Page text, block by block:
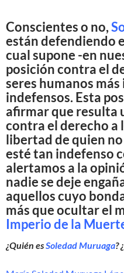
Conscientes o no,
están defendiendo
cual supone -en
posición contra el
seres humanos
indefensos. Esta
afirmar que resulta
contra el derecho a
libertad de quien
esté tan indefenso
alertamos a la
nadie se deje
aquellos cuyo
más que ocultar el
Imperio de la
¿Quién esSoledad Muruaga?